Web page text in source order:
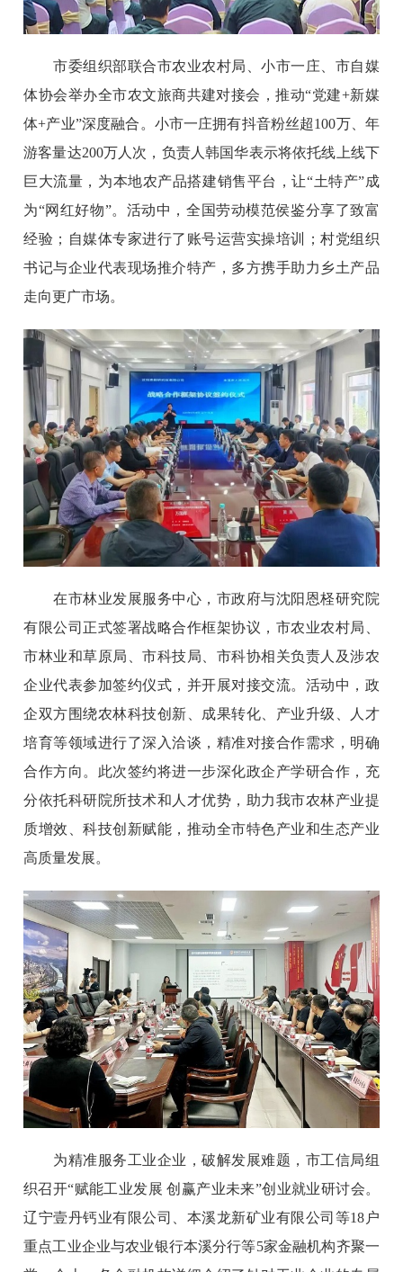
市委组织部联合市农业农村局、小市一庄、市自媒
体协会举办全市农文旅商共建对接会，推动“党建+新媒
体+产业”深度融合。小市一庄拥有抖音粉丝超100万、年
游客量达200万人次，负责人韩国华表示将依托线上线下
巨大流量，为本地农产品搭建销售平台，让“土特产”成
为“网红好物”。活动中，全国劳动模范侯鉴分享了致富
经验；自媒体专家进行了账号运营实操培训；村党组织
书记与企业代表现场推介特产，多方携手助力乡土产品
走向更广市场。
在市林业发展服务中心，市政府与沈阳恩柽研究院
有限公司正式签署战略合作框架协议，市农业农村局、
市林业和草原局、市科技局、市科协相关负责人及涉农
企业代表参加签约仪式，并开展对接交流。活动中，政
企双方围绕农林科技创新、成果转化、产业升级、人才
培育等领域进行了深入洽谈，精准对接合作需求，明确
合作方向。此次签约将进一步深化政企产学研合作，充
分依托科研院所技术和人才优势，助力我市农林产业提
质增效、科技创新赋能，推动全市特色产业和生态产业
高质量发展。
为精准服务工业企业，破解发展难题，市工信局组
织召开“赋能工业发展 创赢产业未来”创业就业研讨会。
辽宁壹丹钙业有限公司、本溪龙新矿业有限公司等18户
重点工业企业与农业银行本溪分行等5家金融机构齐聚一